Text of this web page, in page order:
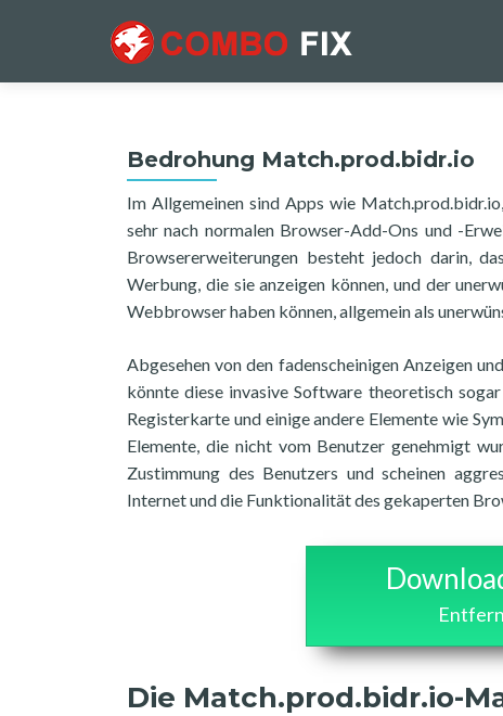
Bedrohung Match.prod.bidr.io
Im Allgemeinen sind Apps wie
sehr nach normalen Browser-Add-Ons und -
Browsererweiterungen besteht jedoch darin,
Werbung, die sie anzeigen können, und der
Webbrowser haben können, allgemein als
Abgesehen von den fadenscheinigen Anzeigen
könnte diese invasive Software theoretisch
Registerkarte und einige andere Elemente wie
Elemente, die nicht vom Benutzer genehmigt
Zustimmung des Benutzers und scheinen
Internet und die Funktionalität des gekaperten
Die Match.prod.bidr.io-